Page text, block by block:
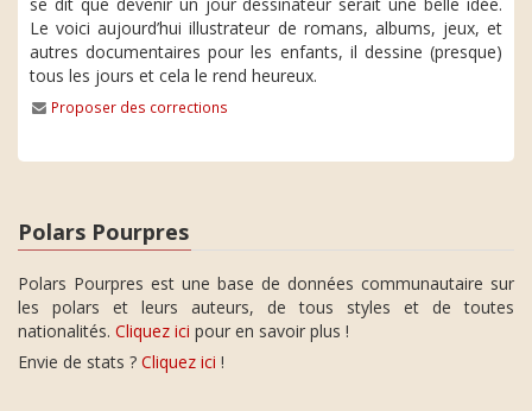
Le voici aujourd’hui illustrateur de romans, albums, jeux, et
autres documentaires pour les enfants, il dessine (presque)
tous les jours et cela le rend heureux.
Proposer des corrections
Polars Pourpres
Polars Pourpres est une base de données communautaire sur
les polars et leurs auteurs, de tous styles et de toutes
nationalités. Cliquez ici pour en savoir plus !
Envie de stats ? Cliquez ici !